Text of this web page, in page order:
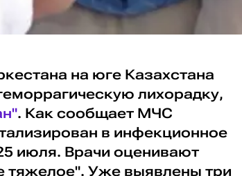
на юге Казахстана
лихорадку,
. Как сообщает МЧС
в инфекционное
июля. Врачи оценивают
тяжелое". Уже выявлены три